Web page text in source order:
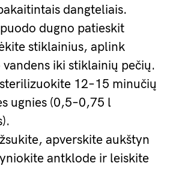
dangteliais.
dugno patieskit
stiklainius, aplink
iki stiklainių pečių.
12–15 minučių
ugnies (0,5–0,75 l
apverskite aukštyn
antklode ir leiskite